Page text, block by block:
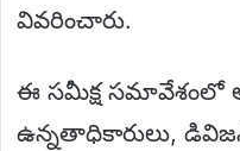
వివరించారు.
ఈ సమీక్ష
ఉన్నతాధికారులు,